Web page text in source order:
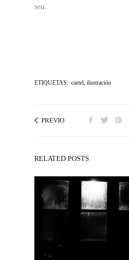
sea.
ETIQUETAS: cartel ilustración
PREVIO
RELATED POSTS